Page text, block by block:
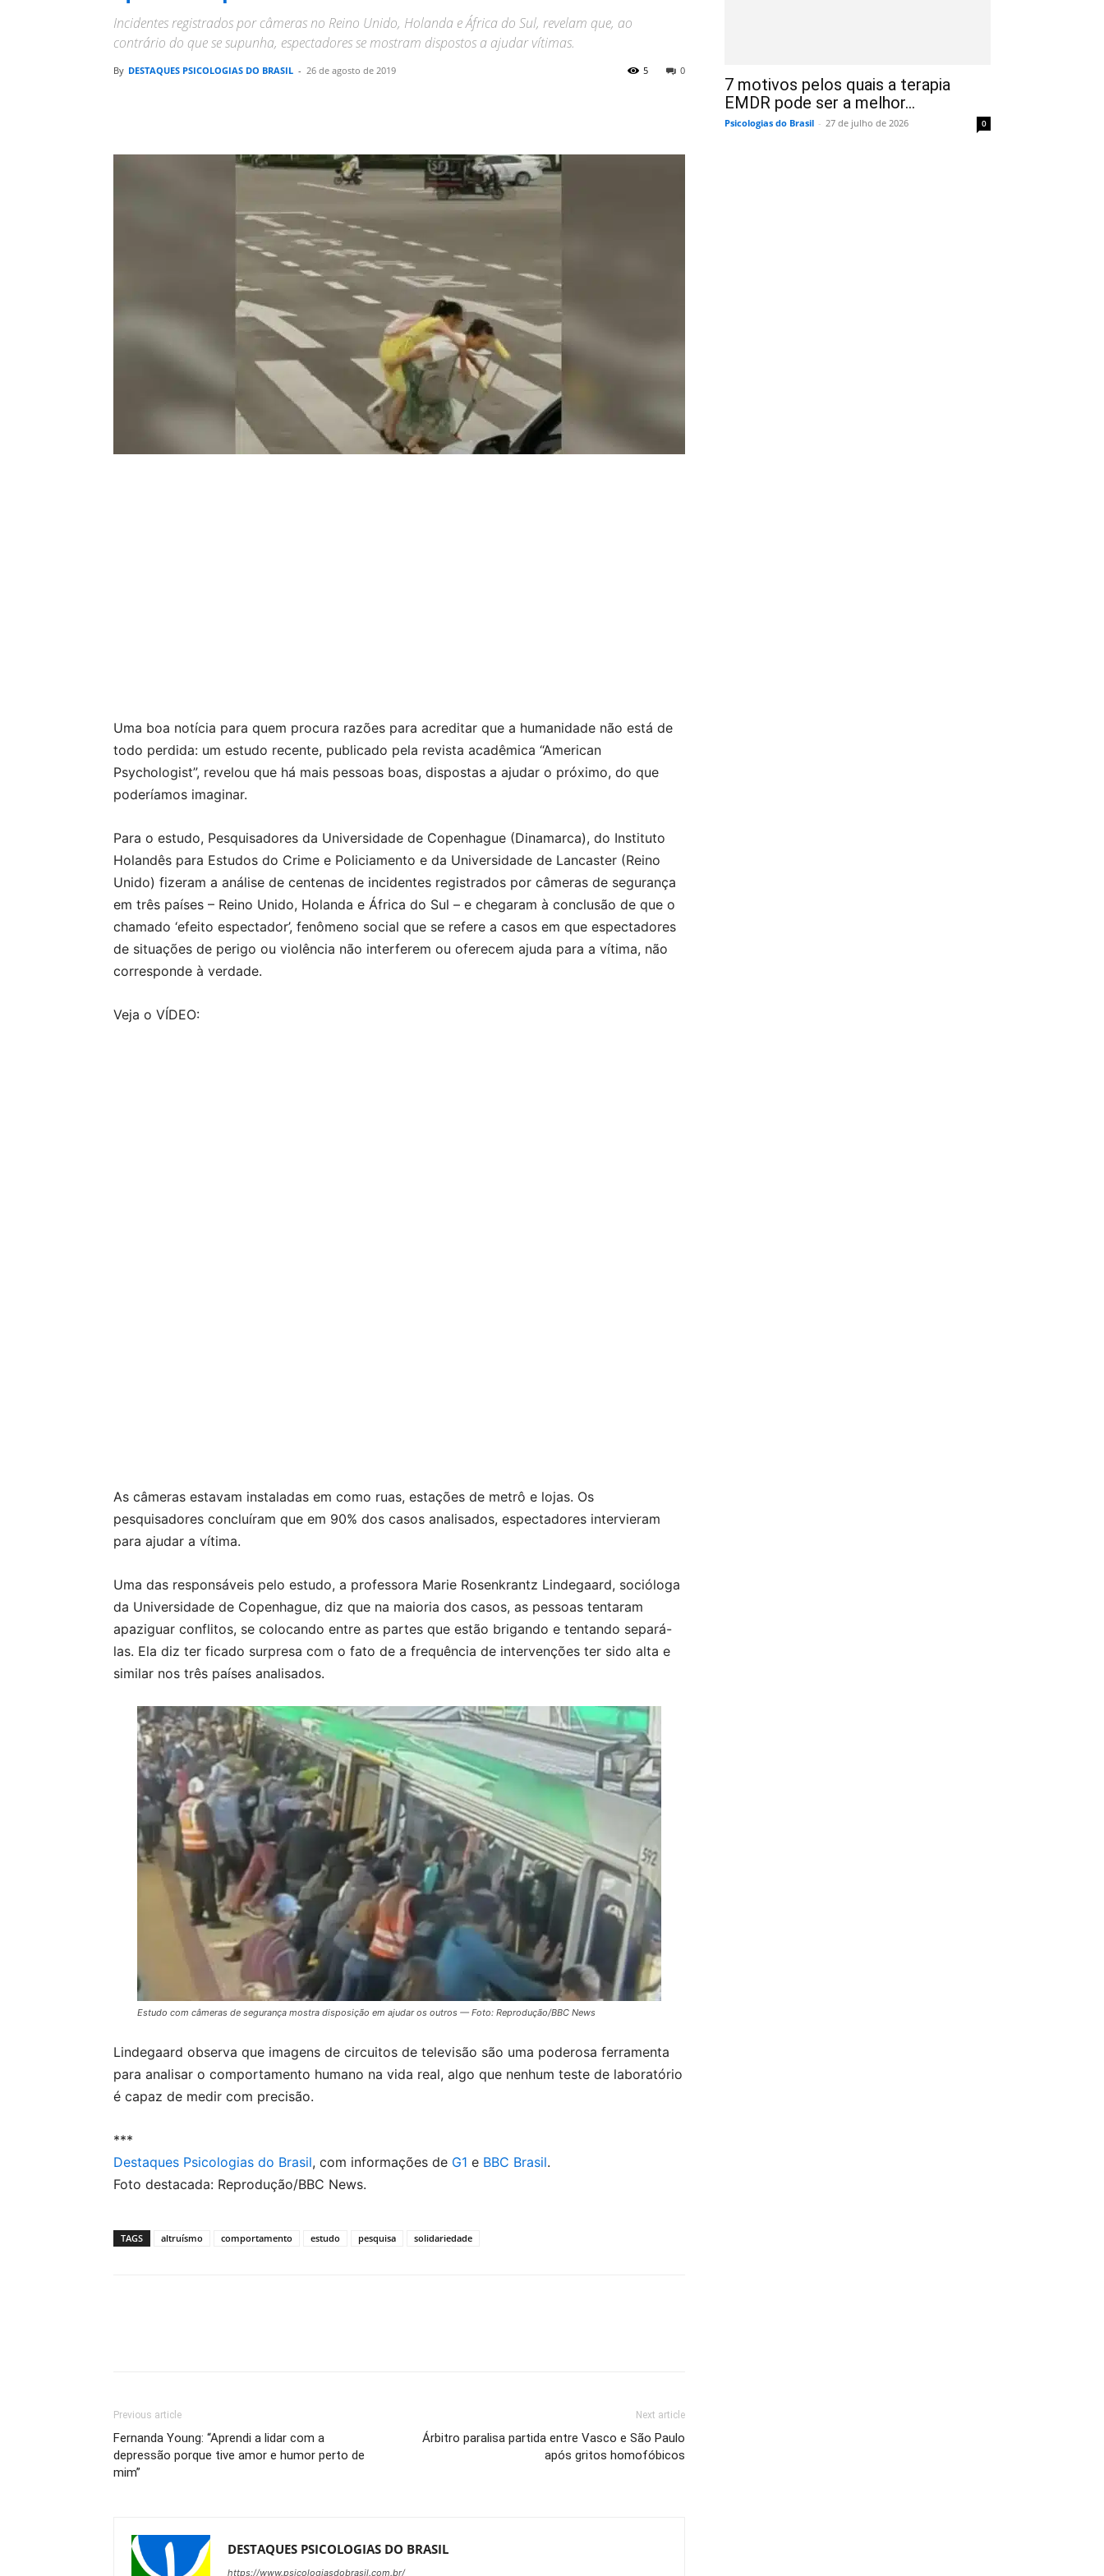
Incidentes registrados por câmeras no Reino Unido, Holanda e África do Sul, revelam que, ao
contrário do que se supunha, espectadores se mostram dispostos a ajudar vítimas.
By DESTAQUES PSICOLOGIAS DO BRASIL - 26 de agosto de 2019 0
5
Uma boa notícia para quem procura razões para acreditar que a humanidade não está de
todo perdida: um estudo recente, publicado pela revista acadêmica “American
Psychologist”, revelou que há mais pessoas boas, dispostas a ajudar o próximo, do que
poderíamos imaginar.
Para o estudo, Pesquisadores da Universidade de Copenhague (Dinamarca), do Instituto
Holandês para Estudos do Crime e Policiamento e da Universidade de Lancaster (Reino
Unido) fizeram a análise de centenas de incidentes registrados por câmeras de segurança
em três países – Reino Unido, Holanda e África do Sul – e chegaram à conclusão de que o
chamado ‘efeito espectador’, fenômeno social que se refere a casos em que espectadores
de situações de perigo ou violência não interferem ou oferecem ajuda para a vítima, não
corresponde à verdade.
Veja o VÍDEO:
As câmeras estavam instaladas em como ruas, estações de metrô e lojas. Os
pesquisadores concluíram que em 90% dos casos analisados, espectadores intervieram
para ajudar a vítima.
Uma das responsáveis pelo estudo, a professora Marie Rosenkrantz Lindegaard, socióloga
da Universidade de Copenhague, diz que na maioria dos casos, as pessoas tentaram
apaziguar conflitos, se colocando entre as partes que estão brigando e tentando separá-
las. Ela diz ter ficado surpresa com o fato de a frequência de intervenções ter sido alta e
similar nos três países analisados.
Estudo com câmeras de segurança mostra disposição em ajudar os outros — Foto: Reprodução/BBC News
Lindegaard observa que imagens de circuitos de televisão são uma poderosa ferramenta
para analisar o comportamento humano na vida real, algo que nenhum teste de laboratório
é capaz de medir com precisão.
***
Destaques Psicologias do Brasil, com informações de G1 e BBC Brasil.
Foto destacada: Reprodução/BBC News.
TAGS altruísmo comportamento estudo pesquisa solidariedade
Previous article
Fernanda Young: “Aprendi a lidar com a
depressão porque tive amor e humor perto de
mim”
Next article
Árbitro paralisa partida entre Vasco e São Paulo
após gritos homofóbicos
DESTAQUES PSICOLOGIAS DO BRASIL
https://www.psicologiasdobrasil.com.br/
7 motivos pelos quais a terapia
EMDR pode ser a melhor...
Psicologias do Brasil - 27 de julho de 2026 0